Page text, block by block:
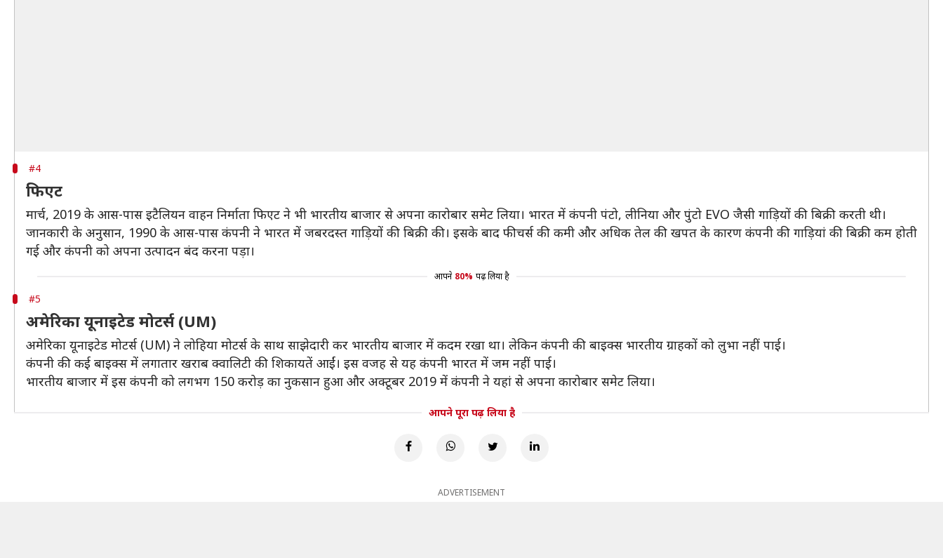
#4
फिएट
मार्च, 2019 के आस-पास इटैलियन वाहन निर्माता फिएट ने भी भारतीय बाजार से अपना कारोबार समेट लिया। भारत में कंपनी पंटो, लीनिया और पुंटो EVO जैसी गाड़ियों की बिक्री करती थी।
जानकारी के अनुसान, 1990 के आस-पास कंपनी ने भारत में जबरदस्त गाड़ियों की बिक्री की। इसके बाद फीचर्स की कमी और अधिक तेल की खपत के कारण कंपनी की गाड़ियां की बिक्री कम होती
गई और कंपनी को अपना उत्पादन बंद करना पड़ा।
आपने 80% पढ़ लिया है
#5
अमेरिका यूनाइटेड मोटर्स (UM)
अमेरिका यूनाइटेड मोटर्स (UM) ने लोहिया मोटर्स के साथ साझेदारी कर भारतीय बाजार में कदम रखा था। लेकिन कंपनी की बाइक्स भारतीय ग्राहकों को लुभा नहीं पाई।
कंपनी की कई बाइक्स में लगातार खराब क्वालिटी की शिकायतें आईं। इस वजह से यह कंपनी भारत में जम नहीं पाई।
भारतीय बाजार में इस कंपनी को लगभग 150 करोड़ का नुकसान हुआ और अक्टूबर 2019 में कंपनी ने यहां से अपना कारोबार समेट लिया।
आपने पूरा पढ़ लिया है
ADVERTISEMENT